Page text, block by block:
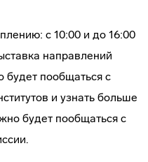
с 10:00 и до 16:00
направлений
будет пообщаться с
и узнать больше
будет пообщаться с